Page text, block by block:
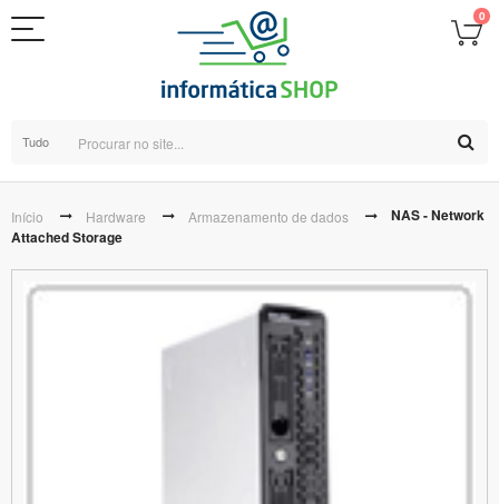
0
Tudo
Início Hardware Armazenamento de dados
NAS - Network
Attached Storage